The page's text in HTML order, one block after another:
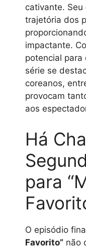
cativante.
trajetória dos
impactante.
potencial
série se
coreanos,
provocam
aos
Há
para
O episódio
Favorito” não